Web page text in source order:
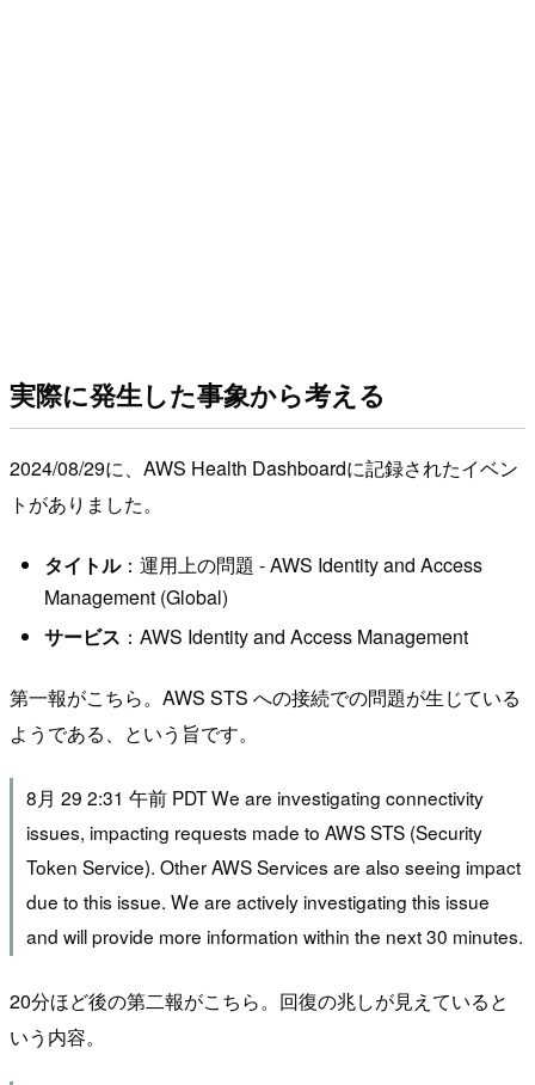
実際に発生した事象から考える
2024/08/29に、AWS Health Dashboardに記録されたイベン
トがありました。
タイトル：運用上の問題 - AWS Identity and Access
Management (Global)
サービス ：AWS Identity and Access Management
第一報がこちら。AWS STS への接続での問題が生じている
ようである、という旨です。
8月 29 2:31 午前 PDT We are investigating connectivity
issues, impacting requests made to AWS STS (Security
Token Service). Other AWS Services are also seeing impact
due to this issue. We are actively investigating this issue
and will provide more information within the next 30 minutes.
20分ほど後の第二報がこちら。回復の兆しが見えていると
いう内容。